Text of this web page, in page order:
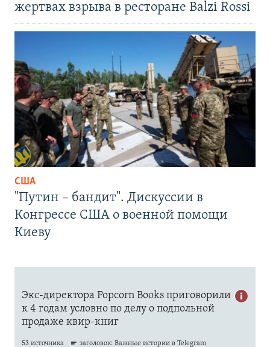
жертвах взрыва в ресторане Balzi Rossi
США
"Путин – бандит". Дискуссии в
Конгрессе США о военной помощи
Киеву